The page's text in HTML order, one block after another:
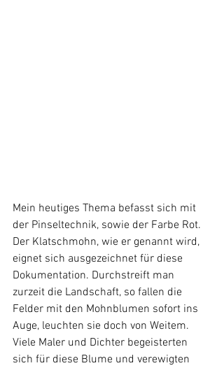
Mein heutiges Thema befasst sich mit
der Pinseltechnik, sowie der Farbe Rot.
Der Klatschmohn, wie er genannt wird,
eignet sich ausgezeichnet für diese
Dokumentation. Durchstreift man
zurzeit die Landschaft, so fallen die
Felder mit den Mohnblumen sofort ins
Auge, leuchten sie doch von Weitem.
Viele Maler und Dichter begeisterten
sich für diese Blume und verewigten